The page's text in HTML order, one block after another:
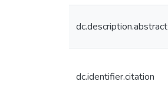
dc.description.abstract
dc.identifier.citation